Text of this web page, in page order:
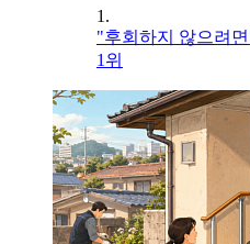
1.
"후회하지 않으려
1위